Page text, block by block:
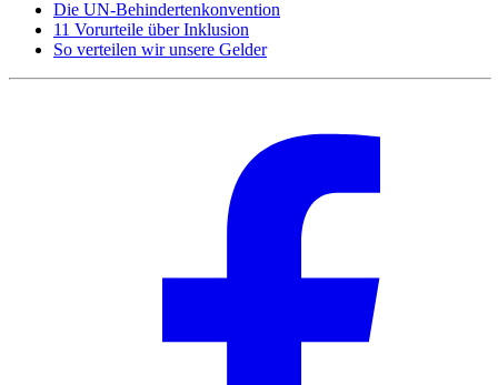
Die UN-Behindertenkonvention
11 Vorurteile über Inklusion
So verteilen wir unsere Gelder